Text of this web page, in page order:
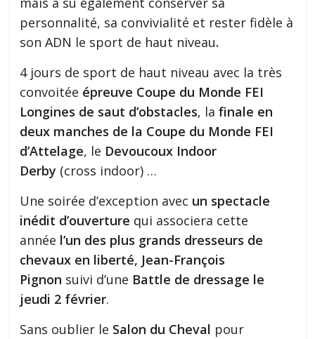
personnalité, sa convivialité et rester fidèle à
son ADN le sport de haut niveau.
4 jours de sport de haut niveau avec la très
convoitée épreuve Coupe du Monde FEI
Longines de saut d’obstacles, lafinale en
deux manches de la Coupe du Monde FEI
d’Attelage, le Devoucoux Indoor
Derby (cross indoor) …
Une soirée d’exception avec un spectacle
inédit d’ouverture qui associera cette
année l’un des plus grands dresseurs de
chevaux en liberté, Jean-François
Pignon suivi d’une Battle de dressage le
jeudi 2 février.
Sans oublier le Salon du Cheval pour